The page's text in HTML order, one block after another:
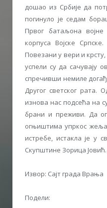
дошао из Србије да
погинуло је седам
Првог батаљона војне
корпуса Војске
Повезани у вери и
успели су да сачувају
спречивши немиле
Другог светског рата.
изнова нас подсећа на
брани и преживи. Да
огњиштима упркос
истребe, истакла је у
Скупштине Зорица Јовић.
Извор: Сајт града Врања
Подели: